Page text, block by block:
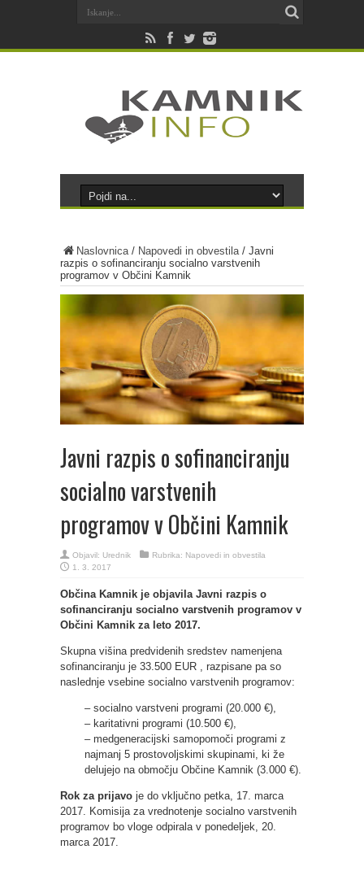
Naslovnica/ Napovedi in obvestila/ Javni
razpis o sofinanciranju socialno varstvenih
programov v Občini Kamnik
Javni razpis o sofinanciranju
socialno varstvenih
programov v Občini Kamnik
Objavil: Urednik Rubrika: Napovedi in obvestila
1. 3. 2017
Občina Kamnik je objavila Javni razpis o
sofinanciranju socialno varstvenih programov v
Občini Kamnik za leto 2017.
Skupna višina predvidenih sredstev namenjena
sofinanciranju je 33.500 EUR , razpisane pa so
naslednje vsebine socialno varstvenih programov:
– socialno varstveni programi (20.000 €),
– karitativni programi (10.500 €),
– medgeneracijski samopomoči programi z
najmanj 5 prostovoljskimi skupinami, ki že
delujejo na območju Občine Kamnik (3.000 €).
Rok za prijavo je do vključno petka, 17. marca
2017. Komisija za vrednotenje socialno varstvenih
programov bo vloge odpirala v ponedeljek, 20.
marca 2017.